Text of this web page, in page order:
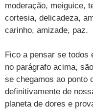
moderação, meiguice,
cortesia, delicadeza,
carinho, amizade, paz.
Fico a pensar se todos
no parágrafo acima,
se chegamos ao ponto
definitivamente de
planeta de dores e